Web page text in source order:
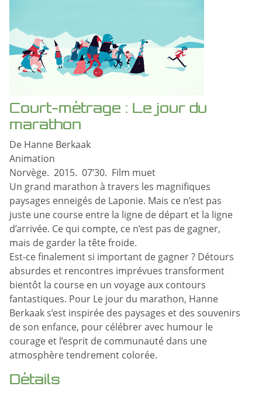
Court-métrage : Le jour du
marathon
De Hanne Berkaak
Animation
Norvège. 2015. 07’30. Film muet
Un grand marathon à travers les magnifiques
paysages enneigés de Laponie. Mais ce n’est pas
juste une course entre la ligne de départ et la ligne
d’arrivée. Ce qui compte, ce n’est pas de gagner,
mais de garder la tête froide.
Est-ce finalement si important de gagner ? Détours
absurdes et rencontres imprévues transforment
bientôt la course en un voyage aux contours
fantastiques. Pour Le jour du marathon, Hanne
Berkaak s’est inspirée des paysages et des souvenirs
de son enfance, pour célébrer avec humour le
courage et l’esprit de communauté dans une
atmosphère tendrement colorée.
Détails